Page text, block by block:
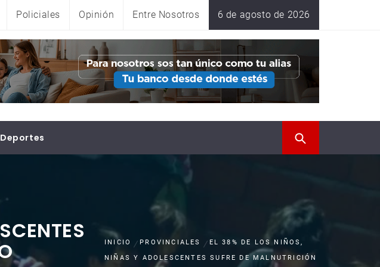
Policiales Opinión Entre Nosotros 6 de agosto de 2026
Deportes
INICIO PROVINCIALES
EL 38% DE LOS NIÑOS,
NIÑAS Y ADOLESCENTES SUFRE DE MALNUTRICIÓN